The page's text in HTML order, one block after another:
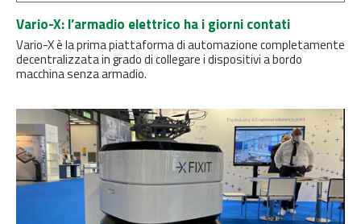
Vario-X: l’armadio elettrico ha i giorni contati
Vario-X è la prima piattaforma di automazione completamente
decentralizzata in grado di collegare i dispositivi a bordo
macchina senza armadio.